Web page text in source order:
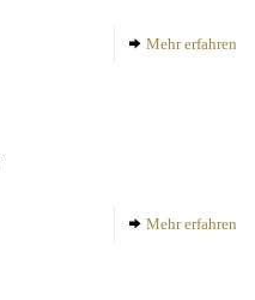
Mehr erfahren
Mehr erfahren